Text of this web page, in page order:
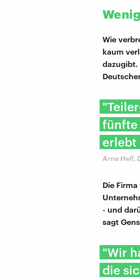
Wie
kaum
dazugibt.
fünfte
erlebt
Arne Hell,
Die
- und
sagt
"Wir
die